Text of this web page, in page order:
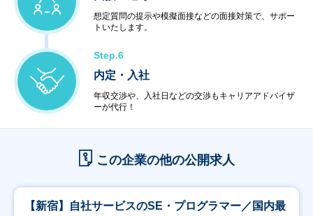
想定質問の提示や模擬面接などの面接対策で、サポー
トいたします。
Step.6
内定・入社
年収交渉や、入社日などの交渉もキャリアアドバイザ
ーが代行！
この企業の他の公開求人
【新宿】自社サービスのSE・プログラマー／国内最